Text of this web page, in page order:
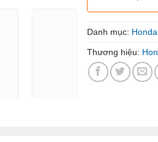
Danh mục: Honda
Thương hiệu: